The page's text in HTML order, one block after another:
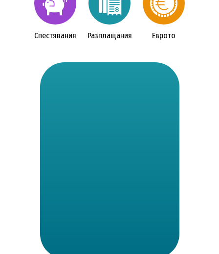
Спестявания Разплащания Еврото